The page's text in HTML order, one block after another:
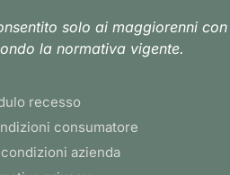
solo ai maggiorenni con
la normativa vigente.
recesso
consumatore
azienda